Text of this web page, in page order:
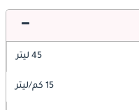
45 ليتر
15 كم/ليتر